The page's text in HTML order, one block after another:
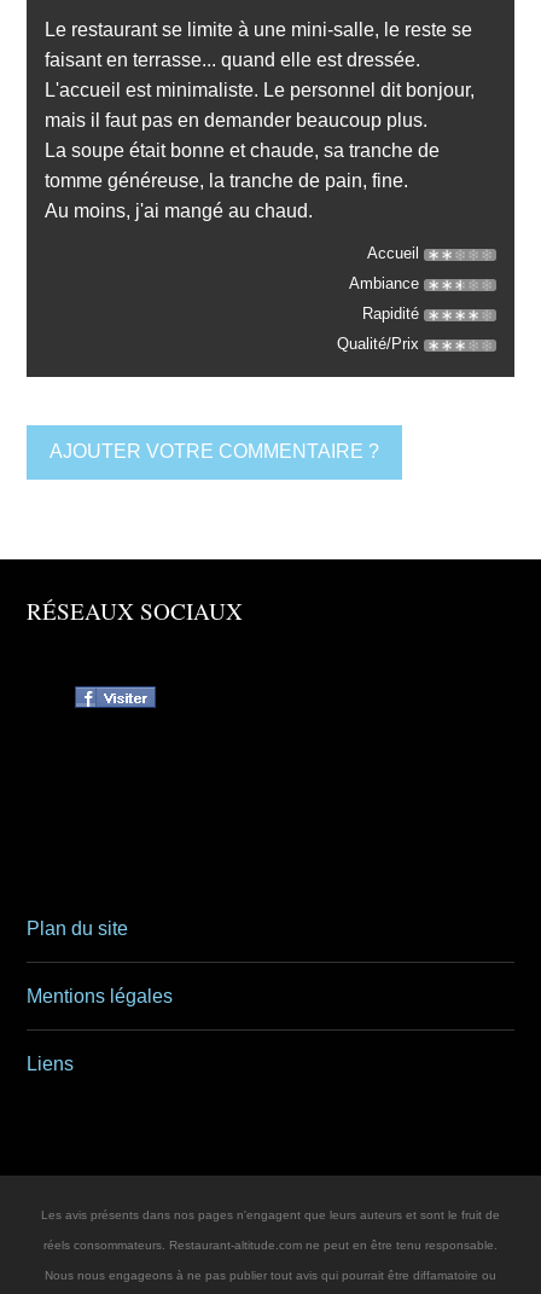
Le restaurant se limite à une mini-salle, le reste se
faisant en terrasse... quand elle est dressée.
L'accueil est minimaliste. Le personnel dit bonjour,
mais il faut pas en demander beaucoup plus.
La soupe était bonne et chaude, sa tranche de
tomme généreuse, la tranche de pain, fine.
Au moins, j'ai mangé au chaud.
Accueil
Ambiance
Rapidité
Qualité/Prix
AJOUTER VOTRE COMMENTAIRE ?
RÉSEAUX SOCIAUX
Plan du site
Mentions légales
Liens
Les avis présents dans nos pages n'engagent que leurs auteurs et sont le fruit de
réels consommateurs. Restaurant-altitude.com ne peut en être tenu responsable.
Nous nous engageons à ne pas publier tout avis qui pourrait être diffamatoire ou